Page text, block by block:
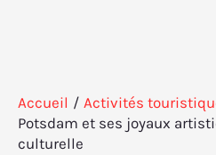
Accueil
Activités
Potsdam et ses joyaux
culturelle